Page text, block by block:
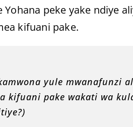
peke yake ndiye
kifuani pake.
yule mwanafunzi
kifuani pake wakati wa